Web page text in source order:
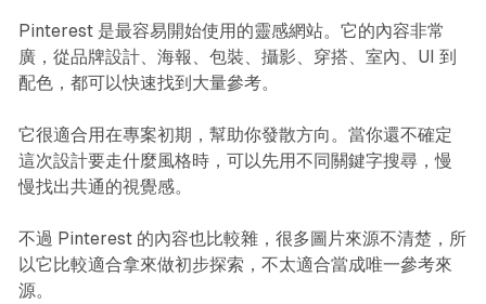
Pinterest 是最容易開始使用的靈感網站。它的內容非常
廣，從品牌設計、海報、包裝、攝影、穿搭、室內、UI 到
配色，都可以快速找到大量參考。
它很適合用在專案初期，幫助你發散方向。當你還不確定
這次設計要走什麼風格時，可以先用不同關鍵字搜尋，慢
慢找出共通的視覺感。
不過 Pinterest 的內容也比較雜，很多圖片來源不清楚，所
以它比較適合拿來做初步探索，不太適合當成唯一參考來
源。